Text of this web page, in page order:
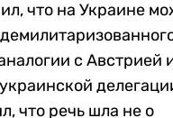
что на Украине
с Австрией
что речь шла не о